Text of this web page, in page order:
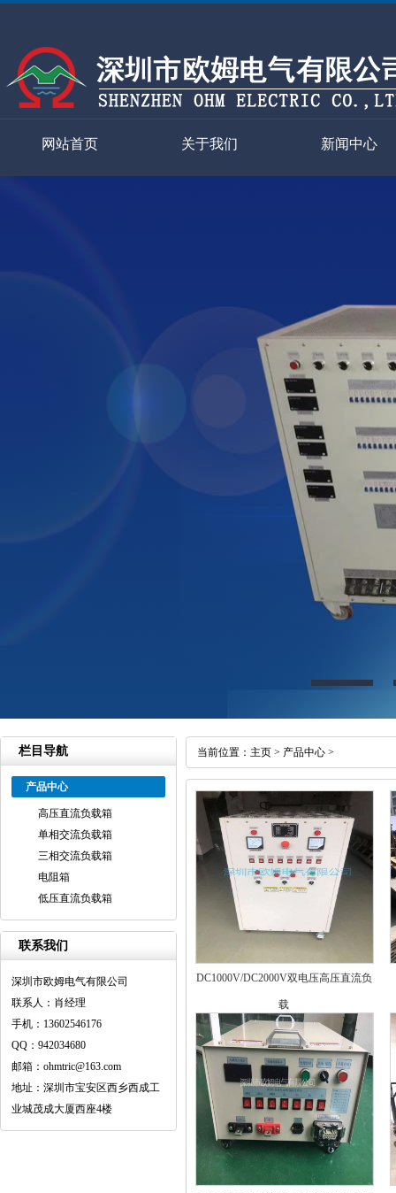
网站首页 关于我们 新闻中心
栏目导航
产品中心
高压直流负载箱
单相交流负载箱
三相交流负载箱
电阻箱
低压直流负载箱
联系我们
深圳市欧姆电气有限公司
联系人：肖经理
手机：13602546176
QQ：942034680
邮箱：ohmtric@163.com
地址：深圳市宝安区西乡西成工
业城茂成大厦西座4楼
当前位置： 主页 > 产品中心 >
DC1000V/DC2000V双电压高压直流负
载